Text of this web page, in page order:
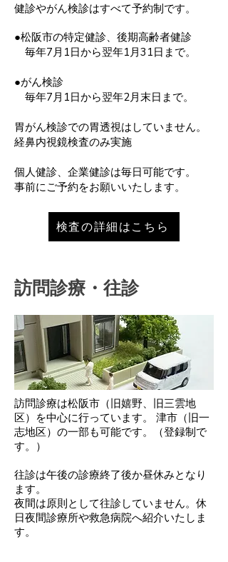
健診やがん検診はすべて予約制です。
●松阪市の特定健診、後期高齢者健診
毎年7月1日から翌年1月31日まで。
●がん検診
毎年7月1日から翌年2月末日まで。
胃がん検診での胃透視はしていません。
経鼻内視鏡検査のみ実施
個人健診、企業健診は毎日可能です。
​事前にご予約をお願いいたします。
検査の詳細はこちら
訪問診療・往診
訪問診療は松阪市（旧嬉野、旧三雲地
区）を中心に行っています。 津市（旧一
志地区）の一部も可能です。（登録制で
す。）
往診は午後の診療終了後か昼休みとなり
ます。
夜間は原則として往診していません。休
日夜間診療所や救急病院へ紹介いたしま
す。